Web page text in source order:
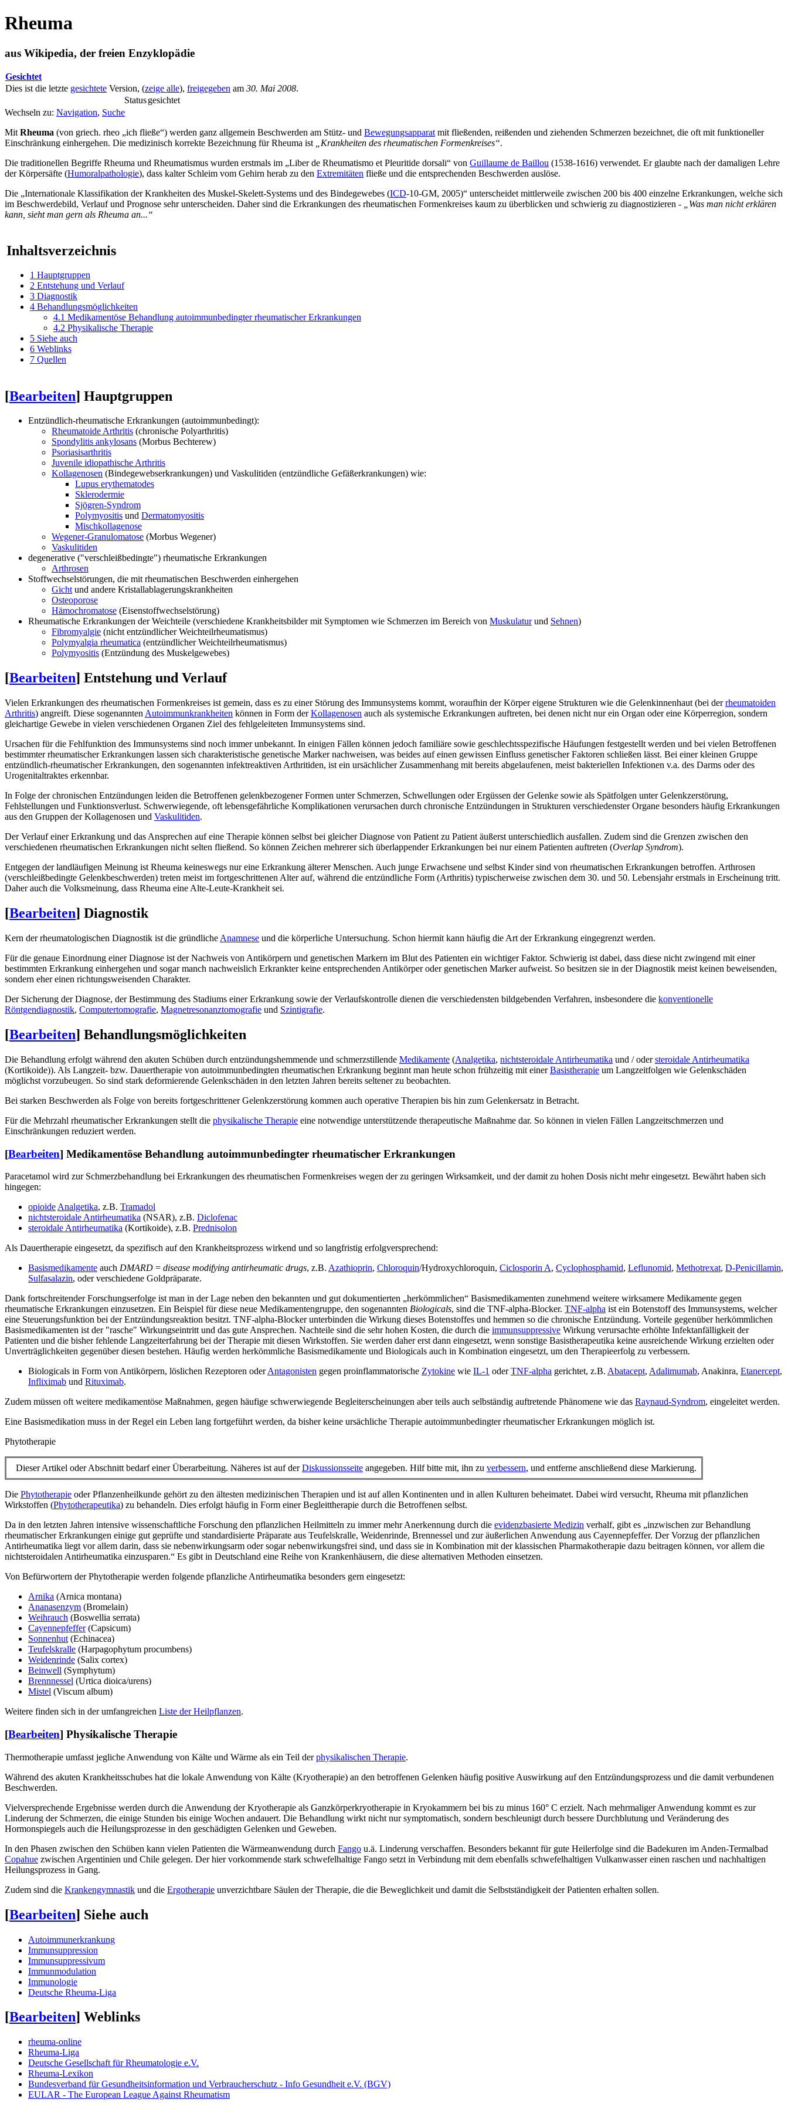
Rheuma
aus Wikipedia, der freien Enzyklopädie
Gesichtet
Dies ist die letzte gesichtete Version, (zeige alle), freigegeben am 30. Mai 2008.
Status gesichtet
Wechseln zu: Navigation, Suche
Mit Rheuma (von griech. rheo „ich fließe“) werden ganz allgemein Beschwerden am Stütz- und Bewegungsapparat mit fließenden, reißenden und ziehenden Schmerzen bezeichnet, die oft mit funktioneller
Einschränkung einhergehen. Die medizinisch korrekte Bezeichnung für Rheuma ist
„Krankheiten des rheumatischen Formenkreises“.
Die traditionellen Begriffe Rheuma und Rheumatismus wurden erstmals im „Liber de Rheumatismo et Pleuritide dorsali“ von Guillaume de Baillou (1538-1616) verwendet. Er glaubte nach der damaligen Lehre
der Körpersäfte (Humoralpathologie), dass kalter Schleim vom Gehirn herab zu den Extremitäten fließe und die entsprechenden Beschwerden auslöse.
Die „Internationale Klassifikation der Krankheiten des Muskel-Skelett-Systems und des Bindegewebes (ICD-10-GM, 2005)“ unterscheidet mittlerweile zwischen 200 bis 400 einzelne Erkrankungen, welche sich
im Beschwerdebild, Verlauf und Prognose sehr unterscheiden. Daher sind die Erkrankungen des rheumatischen Formenkreises kaum zu überblicken und schwierig zu diagnostizieren -
„Was man nicht erklären
kann, sieht man gern als Rheuma an...“
Inhaltsverzeichnis
1 Hauptgruppen
2 Entstehung und Verlauf
3 Diagnostik
4 Behandlungsmöglichkeiten
4.1 Medikamentöse Behandlung autoimmunbedingter rheumatischer Erkrankungen
4.2 Physikalische Therapie
5 Siehe auch
6 Weblinks
7 Quellen
[Bearbeiten] Hauptgruppen
Entzündlich-rheumatische Erkrankungen (autoimmunbedingt):
Rheumatoide Arthritis (chronische Polyarthritis)
Spondylitis ankylosans (Morbus Bechterew)
Psoriasisarthritis
Juvenile idiopathische Arthritis
Kollagenosen (Bindegewebserkrankungen) und Vaskulitiden (entzündliche Gefäßerkrankungen) wie:
Lupus erythematodes
Sklerodermie
Sjögren-Syndrom
Polymyositis und Dermatomyositis
Mischkollagenose
Wegener-Granulomatose (Morbus Wegener)
Vaskulitiden
degenerative ("verschleißbedingte") rheumatische Erkrankungen
Arthrosen
Stoffwechselstörungen, die mit rheumatischen Beschwerden einhergehen
Gichtund andere Kristallablagerungskrankheiten
Osteoporose
Hämochromatose (Eisenstoffwechselstörung)
Rheumatische Erkrankungen der Weichteile (verschiedene Krankheitsbilder mit Symptomen wie Schmerzen im Bereich von Muskulaturund Sehnen)
Fibromyalgie (nicht entzündlicher Weichteilrheumatismus)
Polymyalgia rheumatica (entzündlicher Weichteilrheumatismus)
Polymyositis (Entzündung des Muskelgewebes)
[Bearbeiten] Entstehung und Verlauf
Vielen Erkrankungen des rheumatischen Formenkreises ist gemein, dass es zu einer Störung des Immunsystems kommt, woraufhin der Körper eigene Strukturen wie die Gelenkinnenhaut (bei derrheumatoiden
Arthritis) angreift. Diese sogenannten Autoimmunkrankheiten können in Form derKollagenosen auch als systemische Erkrankungen auftreten, bei denen nicht nur ein Organ oder eine Körperregion, sondern
gleichartige Gewebe in vielen verschiedenen Organen Ziel des fehlgeleiteten Immunsystems sind.
Ursachen für die Fehlfunktion des Immunsystems sind noch immer unbekannt. In einigen Fällen können jedoch familiäre sowie geschlechtsspezifische Häufungen festgestellt werden und bei vielen Betroffenen
bestimmter rheumatischer Erkrankungen lassen sich charakteristische genetische Marker nachweisen, was beides auf einen gewissen Einfluss genetischer Faktoren schließen lässt. Bei einer kleinen Gruppe
entzündlich-rheumatischer Erkrankungen, den sogenannten infektreaktiven Arthritiden, ist ein ursächlicher Zusammenhang mit bereits abgelaufenen, meist bakteriellen Infektionen v.a. des Darms oder des
Urogenitaltraktes erkennbar.
In Folge der chronischen Entzündungen leiden die Betroffenen gelenkbezogener Formen unter Schmerzen, Schwellungen oder Ergüssen der Gelenke sowie als Spätfolgen unter Gelenkzerstörung,
Fehlstellungen und Funktionsverlust. Schwerwiegende, oft lebensgefährliche Komplikationen verursachen durch chronische Entzündungen in Strukturen verschiedenster Organe besonders häufig Erkrankungen
aus den Gruppen der Kollagenosen und Vaskulitiden.
Der Verlauf einer Erkrankung und das Ansprechen auf eine Therapie können selbst bei gleicher Diagnose von Patient zu Patient äußerst unterschiedlich ausfallen. Zudem sind die Grenzen zwischen den
verschiedenen rheumatischen Erkrankungen nicht selten fließend. So können Zeichen mehrerer sich überlappender Erkrankungen bei nur einem Patienten auftreten (Overlap Syndrom).
Entgegen der landläufigen Meinung ist Rheuma keineswegs nur eine Erkrankung älterer Menschen. Auch junge Erwachsene und selbst Kinder sind von rheumatischen Erkrankungen betroffen. Arthrosen
(verschleißbedingte Gelenkbeschwerden) treten meist im fortgeschrittenen Alter auf, während die entzündliche Form (Arthritis) typischerweise zwischen dem 30. und 50. Lebensjahr erstmals in Erscheinung tritt.
Daher auch die Volksmeinung, dass Rheuma eine Alte-Leute-Krankheit sei.
[Bearbeiten] Diagnostik
Kern der rheumatologischen Diagnostik ist die gründliche Anamnese und die körperliche Untersuchung. Schon hiermit kann häufig die Art der Erkrankung eingegrenzt werden.
Für die genaue Einordnung einer Diagnose ist der Nachweis von Antikörpern und genetischen Markern im Blut des Patienten ein wichtiger Faktor. Schwierig ist dabei, dass diese nicht zwingend mit einer
bestimmten Erkrankung einhergehen und sogar manch nachweislich Erkrankter keine entsprechenden Antikörper oder genetischen Marker aufweist. So besitzen sie in der Diagnostik meist keinen beweisenden,
sondern eher einen richtungsweisenden Charakter.
Der Sicherung der Diagnose, der Bestimmung des Stadiums einer Erkrankung sowie der Verlaufskontrolle dienen die verschiedensten bildgebenden Verfahren, insbesondere die konventionelle
Röntgendiagnostik, Computertomografie, Magnetresonanztomografie und Szintigrafie.
[Bearbeiten] Behandlungsmöglichkeiten
Die Behandlung erfolgt während den akuten Schüben durch entzündungshemmende und schmerzstillende Medikamente (Analgetika, nichtsteroidale Antirheumatika und / odersteroidale Antirheumatika
(Kortikoide)). Als Langzeit- bzw. Dauertherapie von autoimmunbedingten rheumatischen Erkrankung beginnt man heute schon frühzeitig mit einerBasistherapie um Langzeitfolgen wie Gelenkschäden
möglichst vorzubeugen. So sind stark deformierende Gelenkschäden in den letzten Jahren bereits seltener zu beobachten.
Bei starken Beschwerden als Folge von bereits fortgeschrittener Gelenkzerstörung kommen auch operative Therapien bis hin zum Gelenkersatz in Betracht.
Für die Mehrzahl rheumatischer Erkrankungen stellt die physikalische Therapie eine notwendige unterstützende therapeutische Maßnahme dar. So können in vielen Fällen Langzeitschmerzen und
Einschränkungen reduziert werden.
[Bearbeiten] Medikamentöse Behandlung autoimmunbedingter rheumatischer Erkrankungen
Paracetamol wird zur Schmerzbehandlung bei Erkrankungen des rheumatischen Formenkreises wegen der zu geringen Wirksamkeit, und der damit zu hohen Dosis nicht mehr eingesetzt. Bewährt haben sich
hingegen:
opioide Analgetika, z.B. Tramadol
nichtsteroidale Antirheumatika (NSAR), z.B. Diclofenac
steroidale Antirheumatika (Kortikoide), z.B. Prednisolon
Als Dauertherapie eingesetzt, da spezifisch auf den Krankheitsprozess wirkend und so langfristig erfolgversprechend:
Basismedikamente auch DMARD = disease modifying antirheumatic drugs, z.B. Azathioprin, Chloroquin/Hydroxychloroquin, Ciclosporin A, Cyclophosphamid, Leflunomid, Methotrexat, D-Penicillamin,
Sulfasalazin, oder verschiedene Goldpräparate.
Dank fortschreitender Forschungserfolge ist man in der Lage neben den bekannten und gut dokumentierten „herkömmlichen“ Basismedikamenten zunehmend weitere wirksamere Medikamente gegen
rheumatische Erkrankungen einzusetzen. Ein Beispiel für diese neue Medikamentengruppe, den sogenannten Biologicals, sind die TNF-alpha-Blocker. TNF-alpha ist ein Botenstoff des Immunsystems, welcher
eine Steuerungsfunktion bei der Entzündungsreaktion besitzt. TNF-alpha-Blocker unterbinden die Wirkung dieses Botenstoffes und hemmen so die chronische Entzündung. Vorteile gegenüber herkömmlichen
Basismedikamenten ist der "rasche" Wirkungseintritt und das gute Ansprechen. Nachteile sind die sehr hohen Kosten, die durch die immunsuppressive Wirkung verursachte erhöhte Infektanfälligkeit der
Patienten und die bisher fehlende Langzeiterfahrung bei der Therapie mit diesen Wirkstoffen. Sie werden daher erst dann eingesetzt, wenn sonstige Basistherapeutika keine ausreichende Wirkung erzielten oder
Unverträglichkeiten gegenüber diesen bestehen. Häufig werden herkömmliche Basismedikamente und Biologicals auch in Kombination eingesetzt, um den Therapieerfolg zu verbessern.
Biologicals in Form von Antikörpern, löslichen Rezeptoren oderAntagonisten gegen proinflammatorische Zytokine wie IL-1 oderTNF-alpha gerichtet, z.B. Abatacept, Adalimumab, Anakinra, Etanercept,
Infliximab und Rituximab.
Zudem müssen oft weitere medikamentöse Maßnahmen, gegen häufige schwerwiegende Begleiterscheinungen aber teils auch selbständig auftretende Phänomene wie das Raynaud-Syndrom, eingeleitet werden.
Eine Basismedikation muss in der Regel ein Leben lang fortgeführt werden, da bisher keine ursächliche Therapie autoimmunbedingter rheumatischer Erkrankungen möglich ist.
Phytotherapie
Dieser Artikel oder Abschnitt bedarf einer Überarbeitung. Näheres ist auf derDiskussionsseite angegeben. Hilf bitte mit, ihn zu verbessern, und entferne anschließend diese Markierung.
Die Phytotherapie oder Pflanzenheilkunde gehört zu den ältesten medizinischen Therapien und ist auf allen Kontinenten und in allen Kulturen beheimatet. Dabei wird versucht, Rheuma mit pflanzlichen
Wirkstoffen (Phytotherapeutika) zu behandeln. Dies erfolgt häufig in Form einer Begleittherapie durch die Betroffenen selbst.
Da in den letzten Jahren intensive wissenschaftliche Forschung den pflanzlichen Heilmitteln zu immer mehr Anerkennung durch die evidenzbasierte Medizin verhalf, gibt es „inzwischen zur Behandlung
rheumatischer Erkrankungen einige gut geprüfte und standardisierte Präparate aus Teufelskralle, Weidenrinde, Brennessel und zur äußerlichen Anwendung aus Cayennepfeffer. Der Vorzug der pflanzlichen
Antirheumatika liegt vor allem darin, dass sie nebenwirkungsarm oder sogar nebenwirkungsfrei sind, und dass sie in Kombination mit der klassischen Pharmakotherapie dazu beitragen können, vor allem die
nichtsteroidalen Antirheumatika einzusparen.“ Es gibt in Deutschland eine Reihe von Krankenhäusern, die diese alternativen Methoden einsetzen.
Von Befürwortern der Phytotherapie werden folgende pflanzliche Antirheumatika besonders gern eingesetzt:
Arnika (Arnica montana)
Ananasenzym (Bromelain)
Weihrauch (Boswellia serrata)
Cayennepfeffer(Capsicum)
Sonnenhut (Echinacea)
Teufelskralle (Harpagophytum procumbens)
Weidenrinde (Salix cortex)
Beinwell (Symphytum)
Brennnessel (Urtica dioica/urens)
Mistel (Viscum album)
Weitere finden sich in der umfangreichen Liste der Heilpflanzen.
[Bearbeiten] Physikalische Therapie
Thermotherapie umfasst jegliche Anwendung von Kälte und Wärme als ein Teil derphysikalischen Therapie.
Während des akuten Krankheitsschubes hat die lokale Anwendung von Kälte (Kryotherapie) an den betroffenen Gelenken häufig positive Auswirkung auf den Entzündungsprozess und die damit verbundenen
Beschwerden.
Vielversprechende Ergebnisse werden durch die Anwendung der Kryotherapie als Ganzkörperkryotherapie in Kryokammern bei bis zu minus 160° C erzielt. Nach mehrmaliger Anwendung kommt es zur
Linderung der Schmerzen, die einige Stunden bis einige Wochen andauert. Die Behandlung wirkt nicht nur symptomatisch, sondern beschleunigt durch bessere Durchblutung und Veränderung des
Hormonspiegels auch die Heilungsprozesse in den geschädigten Gelenken und Geweben.
In den Phasen zwischen den Schüben kann vielen Patienten die Wärmeanwendung durch Fango u.ä. Linderung verschaffen. Besonders bekannt für gute Heilerfolge sind die Badekuren im Anden-Termalbad
Copahue zwischen Argentinien und Chile gelegen. Der hier vorkommende stark schwefelhaltige Fango setzt in Verbindung mit dem ebenfalls schwefelhaltigen Vulkanwasser einen raschen und nachhaltigen
Heilungsprozess in Gang.
Zudem sind die Krankengymnastik und die Ergotherapie unverzichtbare Säulen der Therapie, die die Beweglichkeit und damit die Selbstständigkeit der Patienten erhalten sollen.
[Bearbeiten] Siehe auch
Autoimmunerkrankung
Immunsuppression
Immunsuppressivum
Immunmodulation
Immunologie
Deutsche Rheuma-Liga
[Bearbeiten] Weblinks
rheuma-online
Rheuma-Liga
Deutsche Gesellschaft für Rheumatologie e.V.
Rheuma-Lexikon
Bundesverband für Gesundheitsinformation und Verbraucherschutz - Info Gesundheit e.V. (BGV)
EULAR - The European League Against Rheumatism